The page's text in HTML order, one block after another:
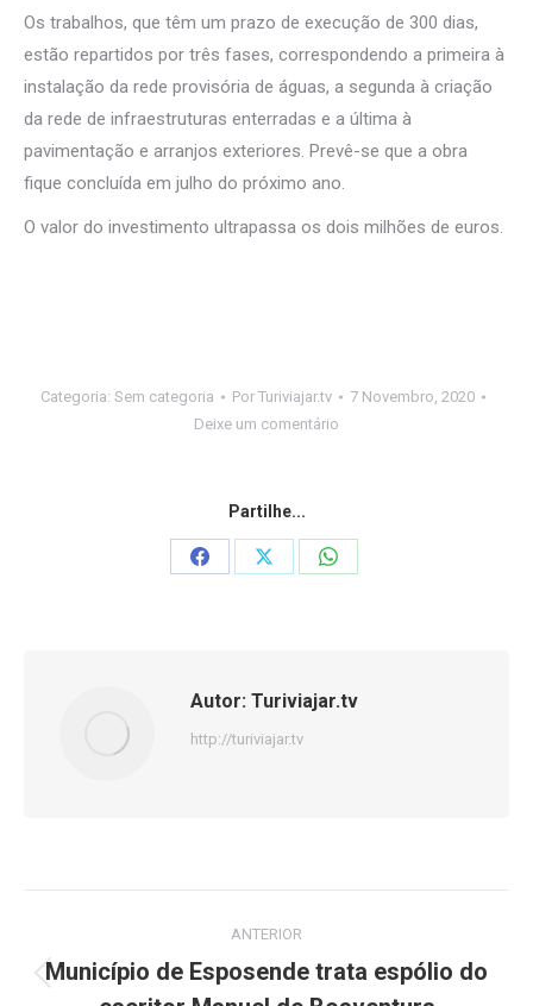
Os trabalhos, que têm um prazo de execução de 300 dias,
estão repartidos por três fases, correspondendo a primeira à
instalação da rede provisória de águas, a segunda à criação
da rede de infraestruturas enterradas e a última à
pavimentação e arranjos exteriores. Prevê-se que a obra
fique concluída em julho do próximo ano.
O valor do investimento ultrapassa os dois milhões de euros.
Categoria: Sem categoria Por Turiviajar.tv
7 Novembro, 2020
Deixe um comentário
Partilhe...
Share
Share
Share
Autor: Turiviajar.tv
http://turiviajar.tv
de
ANTERIOR
Post
Município de Esposende trata espólio do